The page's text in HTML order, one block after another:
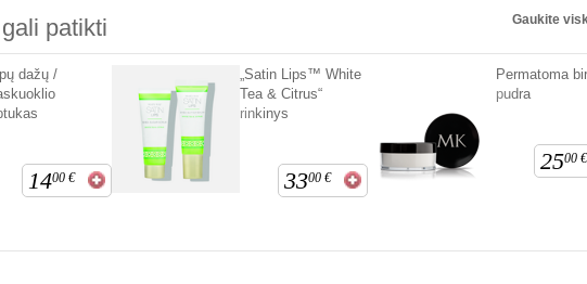
patikti Gaukite
dažų /
1400 €
„Satin Lips™ White
Tea & Citrus“
rinkinys
3300 €
Permatoma
pudra
2500 €